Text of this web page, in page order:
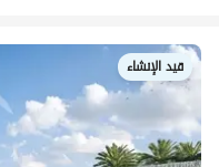
قيد الإنشاء